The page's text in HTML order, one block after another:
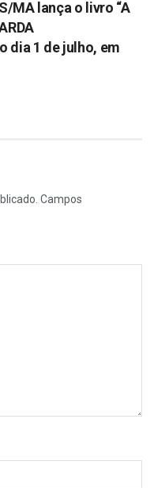
MA lança o livro “A
dia 1 de julho, em
Campos